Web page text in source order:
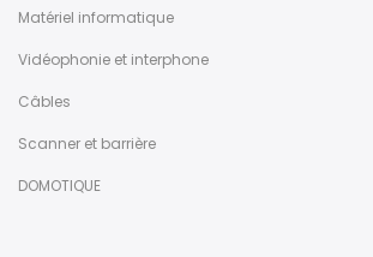
Matériel informatique
Vidéophonie et interphone
Câbles
Scanner et barrière
DOMOTIQUE